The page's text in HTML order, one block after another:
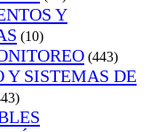
Y
(10)
(443)
Y SISTEMAS DE